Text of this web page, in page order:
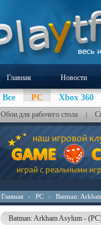
Главная Новости
Все PC Xbox 360
Обои для рабочего стола |
Главная - PC - Batman:
Batman: Arkham Asylum -